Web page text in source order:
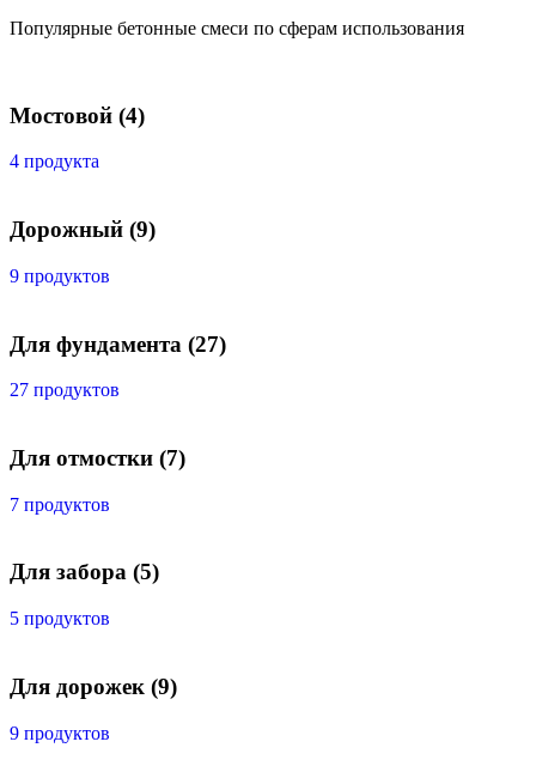
Популярные бетонные смеси по сферам использования
Мостовой (4)
4 продукта
Дорожный (9)
9 продуктов
Для фундамента (27)
27 продуктов
Для отмостки (7)
7 продуктов
Для забора (5)
5 продуктов
Для дорожек (9)
9 продуктов